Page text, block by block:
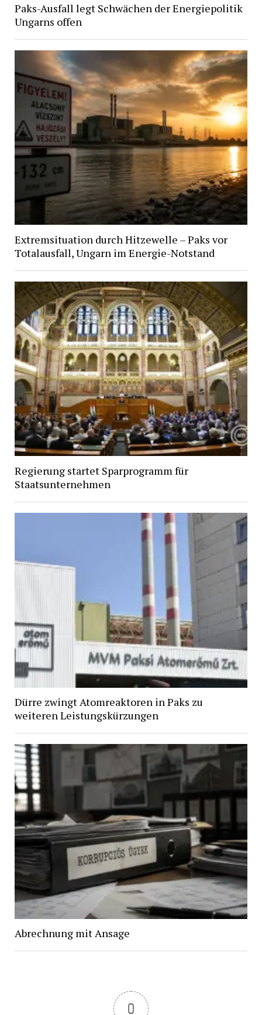
Paks-Ausfall legt Schwächen der Energiepolitik
Ungarns offen
Extremsituation durch Hitzewelle – Paks vor
Totalausfall, Ungarn im Energie-Notstand
Regierung startet Sparprogramm für
Staatsunternehmen
Dürre zwingt Atomreaktoren in Paks zu
weiteren Leistungskürzungen
Abrechnung mit Ansage
0